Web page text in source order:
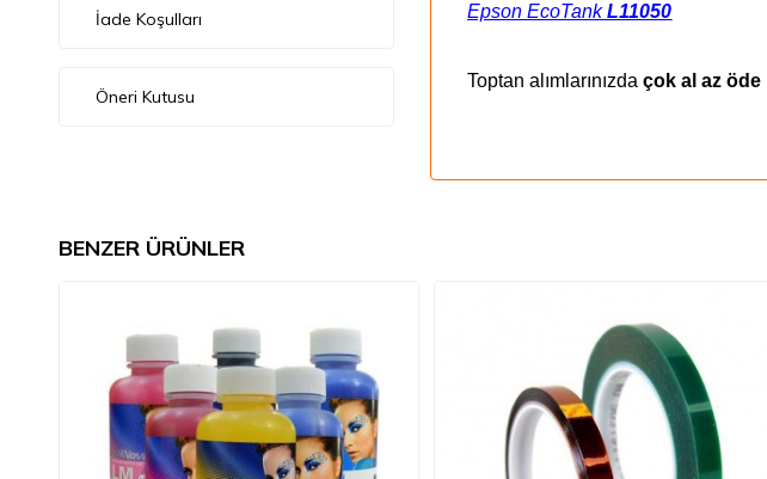
İade Koşulları
Öneri Kutusu
Epson EcoTankL11050
Toptan alımlarınızdaçok al az öde
BENZER ÜRÜNLER